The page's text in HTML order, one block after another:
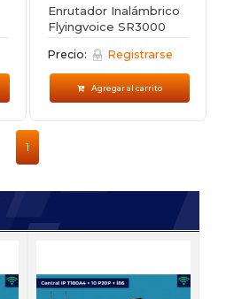
Enrutador Inalámbrico
Flyingvoice SR3000
LITE
Precio: Registrarse
Agregar al carrito
1